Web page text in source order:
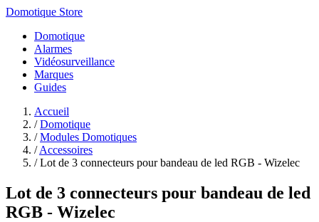
Domotique Store
Domotique
Alarmes
Vidéosurveillance
Marques
Guides
Accueil
/ Domotique
/ Modules Domotiques
/ Accessoires
/ Lot de 3 connecteurs pour bandeau de led RGB - Wizelec
Lot de 3 connecteurs pour bandeau de led
RGB - Wizelec